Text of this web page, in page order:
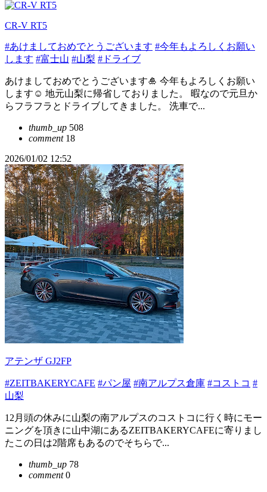
CR-V RT5
#あけましておめでとうございます #今年もよろしくお願い
します #富士山 #山梨 #ドライブ
あけましておめでとうございます🎍 今年もよろしくお願い
します☺️ 地元山梨に帰省しておりました。 暇なので元旦か
らフラフラとドライブしてきました。 洗車で...
thumb_up 508
comment18
2026/01/02 12:52
アテンザ GJ2FP
#ZEITBAKERYCAFE #パン屋 #南アルプス倉庫 #コストコ #
山梨
12月頭の休みに山梨の南アルプスのコストコに行く時にモー
ニングを頂きに山中湖にあるZEITBAKERYCAFEに寄りまし
たこの日は2階席もあるのでそちらで...
thumb_up 78
comment0